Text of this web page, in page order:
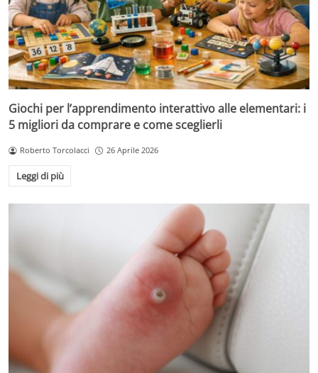
Giochi per l’apprendimento interattivo alle elementari: i
5 migliori da comprare e come sceglierli
Roberto Torcolacci 26 Aprile 2026
Leggi di più